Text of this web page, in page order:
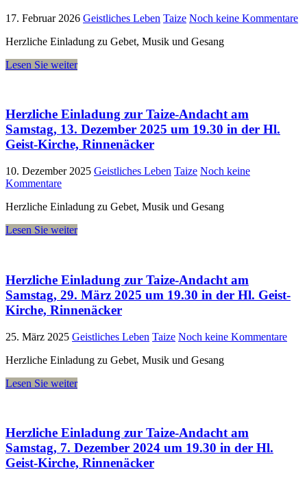
17. Februar 2026 Geistliches Leben Taize Noch keine Kommentare
Herzliche Einladung zu Gebet, Musik und Gesang
Lesen Sie weiter
Herzliche Einladung zur Taize-Andacht am
Samstag, 13. Dezember 2025 um 19.30 in der Hl.
Geist-Kirche, Rinnenäcker
10. Dezember 2025 Geistliches Leben Taize Noch keine
Kommentare
Herzliche Einladung zu Gebet, Musik und Gesang
Lesen Sie weiter
Herzliche Einladung zur Taize-Andacht am
Samstag, 29. März 2025 um 19.30 in der Hl. Geist-
Kirche, Rinnenäcker
25. März 2025 Geistliches Leben Taize Noch keine Kommentare
Herzliche Einladung zu Gebet, Musik und Gesang
Lesen Sie weiter
Herzliche Einladung zur Taize-Andacht am
Samstag, 7. Dezember 2024 um 19.30 in der Hl.
Geist-Kirche, Rinnenäcker